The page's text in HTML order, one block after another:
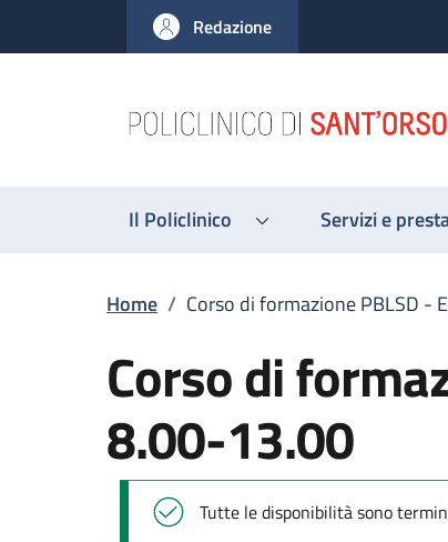
al contenuto principale
to footer content
Redazione
Il Policlinico Servizi e
Briciole di pane
Home / Corso di formazione PBLSD -
Corso di
8.00-13.00
Messaggio di
Tutte le disponibilità sono